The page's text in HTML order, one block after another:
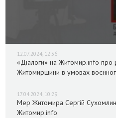
12.07.2024, 12:36
«Діалоги» на Житомир.info про
Житомирщини в умовах
17.04.2024, 10:29
Мер Житомира Сергій
Житомир.info